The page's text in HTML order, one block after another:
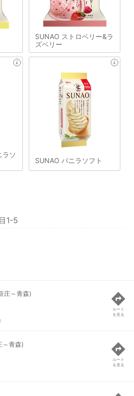
SUNAO ストロベリー&ラ
ズベリー
ラソ
SUNAO バニラソフト
1-5
庄～青森)
ルート
を見る
～青森)
ルート
を見る